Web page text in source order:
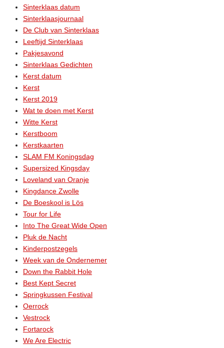
Sinterklaas datum
Sinterklaasjournaal
De Club van Sinterklaas
Leeftijd Sinterklaas
Pakjesavond
Sinterklaas Gedichten
Kerst datum
Kerst
Kerst 2019
Wat te doen met Kerst
Witte Kerst
Kerstboom
Kerstkaarten
SLAM FM Koningsdag
Supersized Kingsday
Loveland van Oranje
Kingdance Zwolle
De Boeskool is Lös
Tour for Life
Into The Great Wide Open
Pluk de Nacht
Kinderpostzegels
Week van de Ondernemer
Down the Rabbit Hole
Best Kept Secret
Springkussen Festival
Oerrock
Vestrock
Fortarock
We Are Electric